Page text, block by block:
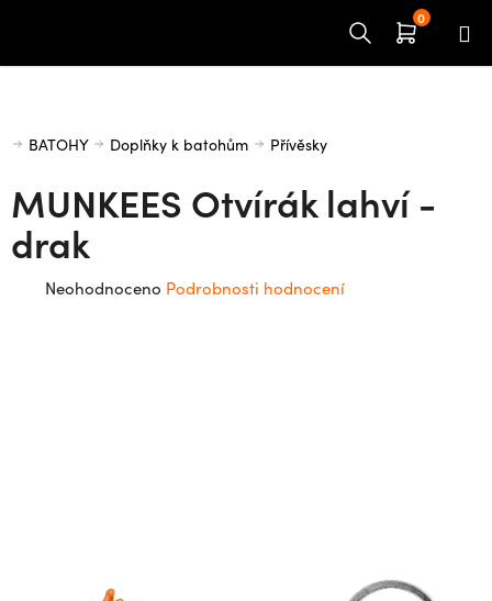
Domů
BATOHY Doplňky k batohům Přívěsky
MUNKEES Otvírák lahví -
drak
Průměrné
Neohodnoceno Podrobnosti hodnocení